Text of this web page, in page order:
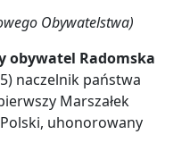
Obywatelstwa)
obywatel Radomska
naczelnik państwa
Marszałek
uhonorowany